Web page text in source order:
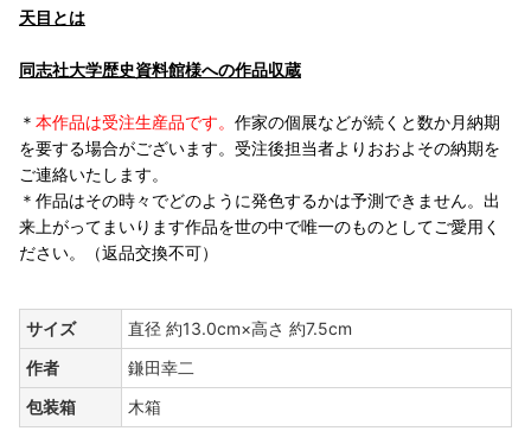
天目とは
同志社大学歴史資料館様への作品収蔵
＊ 本作品は受注生産品です。 作家の個展などが続くと数か月納期
を要する場合がございます。受注後担当者よりおおよその納期を
ご連絡いたします。
＊作品はその時々でどのように発色するかは予測できません。出
来上がってまいります作品を世の中で唯一のものとしてご愛用く
ださい。（返品交換不可）
サイズ
直径 約13.0cm×高さ 約7.5cm
作者
鎌田幸二
包装箱
木箱